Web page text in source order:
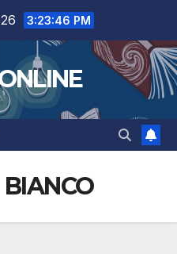
3:23:46 PM